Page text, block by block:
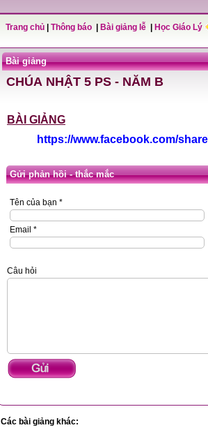
Trang chủ Thông báo Bài giảng lễ Học Giáo Lý
Bài giảng
CHÚA NHẬT 5 PS - NĂM B
BÀI GIẢNG
https://www.facebook.com/
Gửi phản hồi - thắc mắc
Tên của bạn *
Email *
Câu hỏi
Các bài giảng khác: